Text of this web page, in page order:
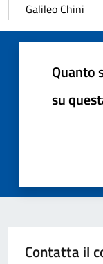
Galileo Chini
Quanto
su
Contatta il